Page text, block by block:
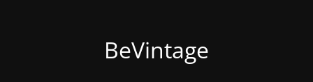
BeVintage